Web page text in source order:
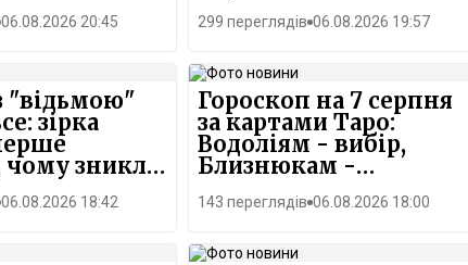
06.08.2026 20:45 299 переглядів 06.08.2026 19:57
"відьмою"
зірка
чому зникла
06.08.2026 18:42
Гороскоп на 7 серпня
за картами Таро:
Водоліям - вибір,
Близнюкам -
143 переглядів 06.08.2026 18:00